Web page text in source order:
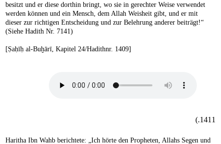
besitzt und er diese dorthin bringt, wo sie in gerechter Weise verwendet
werden können und ein Mensch, dem Allah Weisheit gibt, und er mit
dieser zur richtigen Entscheidung und zur Belehrung anderer beiträgt!“
(Siehe Hadith Nr. 7141)
[Ṣaḥīḥ al-Buḫārī, Kapitel 24/Hadithnr. 1409]
1411.)
Haritha Ibn Wahb berichtete: „Ich hörte den Propheten, Allahs Segen und